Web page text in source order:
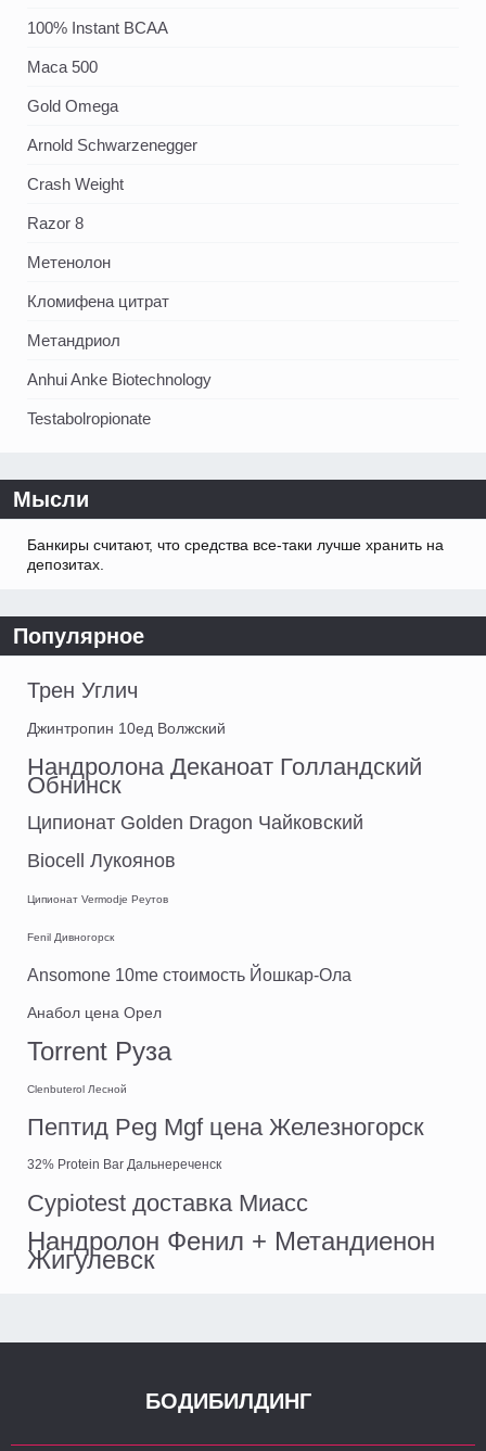
100% Instant BCAA
Maca 500
Gold Omega
Arnold Schwarzenegger
Crash Weight
Razor 8
Метенолон
Кломифена цитрат
Метандриол
Anhui Anke Biotechnology
Testabolropionate
Мысли
Банкиры считают, что средства все-таки лучше хранить на
депозитах.
Популярное
Трен Углич
Джинтропин 10ед Волжский
Нандролона Деканоат Голландский
Обнинск
Ципионат Golden Dragon Чайковский
Biocell Лукоянов
Ципионат Vermodje Реутов
Fenil Дивногорск
Ansomone 10me стоимость Йошкар-Ола
Анабол цена Орел
Torrent Руза
Clenbuterol Лесной
Пептид Peg Mgf цена Железногорск
32% Protein Bar Дальнереченск
Cypiotest доставка Миасс
Нандролон Фенил + Метандиенон
Жигулевск
БОДИБИЛДИНГ